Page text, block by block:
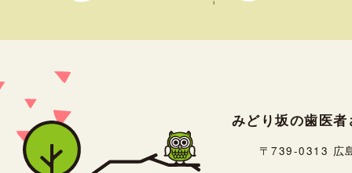
みどり坂の歯医者
〒739-0313 広